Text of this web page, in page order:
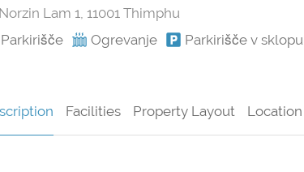
Norzin Lam 1, 11001 Thimphu
Parkirišče
Ogrevanje Parkirišče v
Facilities Property Layout Location